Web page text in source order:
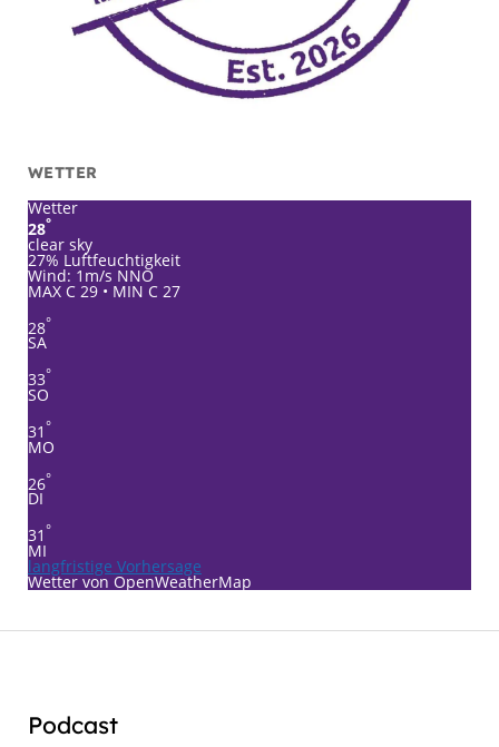
WETTER
Wetter
28°
clear sky
27% Luftfeuchtigkeit
Wind: 1m/s NNO
MAX C 29 • MIN C 27
28°
SA
33°
SO
31 °
MO
26°
DI
31 °
MI
langfristige Vorhersage
Wetter von OpenWeatherMap
Podcast